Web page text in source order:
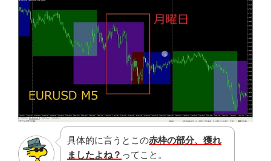
具体的に言うとこの赤枠の部分、獲れ
ましたよね？ ってこと。